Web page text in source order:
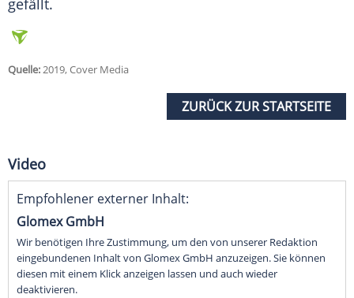
gefällt.
Quelle:2019, Cover Media
ZURÜCK ZUR STARTSEITE
Video
Empfohlener externer Inhalt:
Glomex GmbH
Wir benötigen Ihre Zustimmung, um den von unserer Redaktion
eingebundenen Inhalt von Glomex GmbH anzuzeigen. Sie können
diesen mit einem Klick anzeigen lassen und auch wieder
deaktivieren.